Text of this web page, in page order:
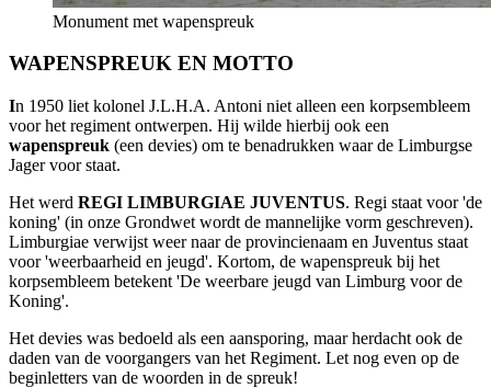
Monument met wapenspreuk
WAPENSPREUK EN MOTTO
In 1950 liet kolonel J.L.H.A. Antoni niet alleen een korpsembleem
voor het regiment ontwerpen. Hij wilde hierbij ook een
wapenspreuk (een devies) om te benadrukken waar de Limburgse
Jager voor staat.
Het werd REGI LIMBURGIAE JUVENTUS. Regi staat voor 'de
koning' (in onze Grondwet wordt de mannelijke vorm geschreven).
Limburgiae verwijst weer naar de provincienaam en Juventus staat
voor 'weerbaarheid en jeugd'. Kortom, de wapenspreuk bij het
korpsembleem betekent 'De weerbare jeugd van Limburg voor de
Koning'.
Het devies was bedoeld als een aansporing, maar herdacht ook de
daden van de voorgangers van het Regiment. Let nog even op de
beginletters van de woorden in de spreuk!